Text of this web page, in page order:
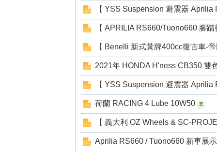
【 YSS Suspension 避震器 Aprilia
【 APRILIA RS660/Tuono660 腳
【 Benelli 新式黃牌400cc復古車-
2021年 HONDA H'ness CB350 雙
【 YSS Suspension 避震器 Aprilia
荷蘭 RACING 4 Lube 10W50
【 義大利 OZ Wheels & SC-
Aprilia RS660 / Tuono660 新車展示